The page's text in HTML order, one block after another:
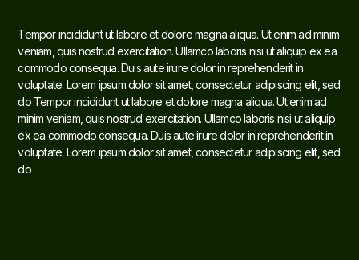
Tempor incididunt ut labore et dolore magna aliqua. Ut enim ad minim
veniam, quis nostrud exercitation. Ullamco laboris nisi ut aliquip ex ea
commodo consequa. Duis aute irure dolor in reprehenderit in
voluptate. Lorem ipsum dolor sit amet, consectetur adipiscing elit, sed
do Tempor incididunt ut labore et dolore magna aliqua. Ut enim ad
minim veniam, quis nostrud exercitation. Ullamco laboris nisi ut aliquip
ex ea commodo consequa. Duis aute irure dolor in reprehenderit in
voluptate. Lorem ipsum dolor sit amet, consectetur adipiscing elit, sed
do